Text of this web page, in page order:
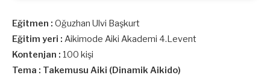
Eğitmen : Oğuzhan Ulvi Başkurt
Eğitim yeri : Aikimode Aiki Akademi 4.Levent
Kontenjan : 100 kişi
Tema : Takemusu Aiki (Dinamik Aikido)